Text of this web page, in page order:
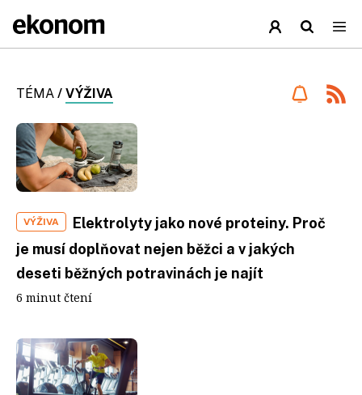
TÉMA / VÝŽIVA
VÝŽIVA
Elektrolyty jako nové proteiny. Proč
je musí doplňovat nejen běžci a v jakých
deseti běžných potravinách je najít
6 minut čtení